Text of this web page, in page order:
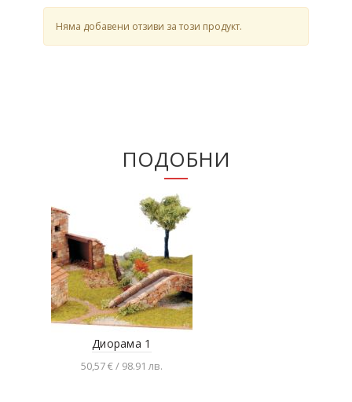
Няма добавени отзиви за този продукт.
ПОДОБНИ
Диорама 1
50,57 € / 98.91 лв.